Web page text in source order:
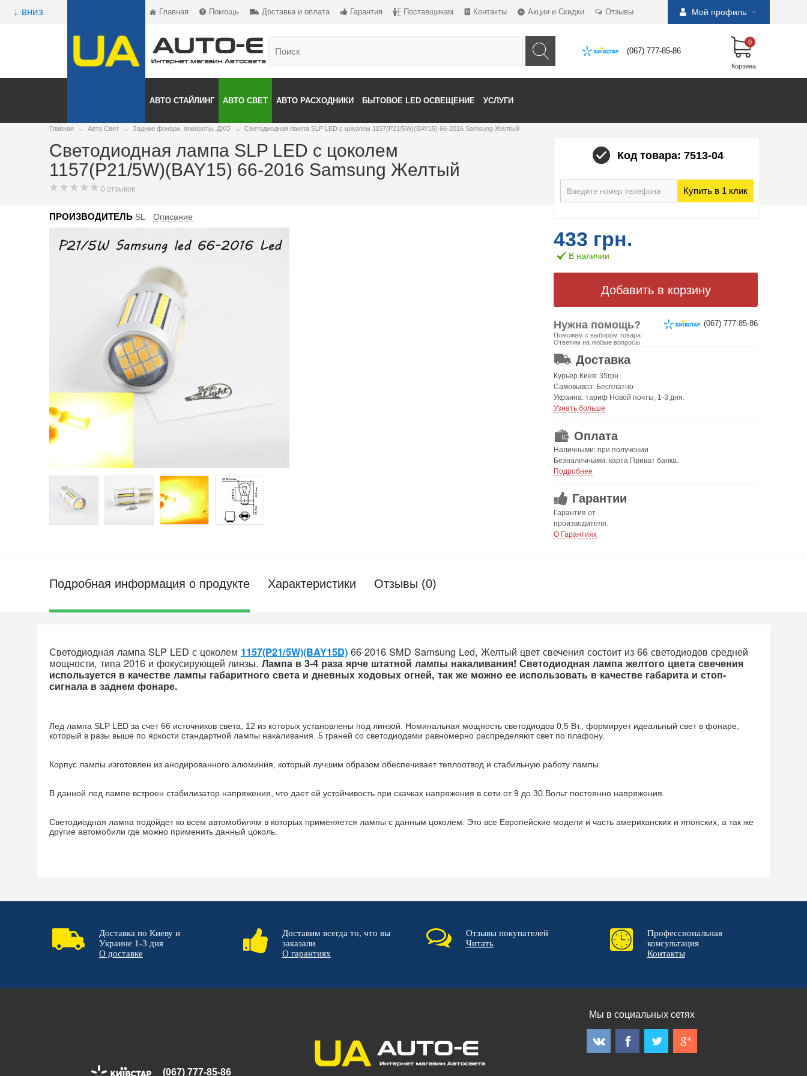
↓ вниз Главная Помощь Доставка и оплата Гарантия Поставщикам Контакты Акции и Скидки Отзывы Мой профиль
(067) 777-85-86
0
Корзина
АВТО СТАЙЛИНГ АВТО СВЕТ АВТО РАСХОДНИКИ БЫТОВОЕ LED ОСВЕЩЕНИЕ УСЛУГИ
Главная → Авто Свет → Задние фонари, повороты, ДХО → Светодиодная лампа SLP LED с цоколем 1157(P21/5W)(BAY15) 66-2016 Samsung Желтый
Светодиодная лампа SLP LED с цоколем
1157(P21/5W)(BAY15) 66-2016 Samsung Желтый
0 отзывов
ПРОИЗВОДИТЕЛЬ SL Описание
Код товара: 7513-04
Купить в 1 клик
433 грн.
В наличии
Нужна помощь?
Поможем с выбором товара
Ответим на любые вопросы
(067) 777-85-86
ОТ 499 ГРН. БЕСПЛАТНАЯ!
Доставка
Курьер Киев: 35грн.
Самовывоз: Бесплатно
Украина: тариф Новой почты, 1-3 дня.
Узнать больше
Оплата
Наличными: при получении
Безналичными: карта Приват банка.
Подробнее
Гарантии
Гарантия от
производителя.
О Гарантиях
Подробная информация о продукте Характеристики Отзывы (0)
Светодиодная лампа SLP LED с цоколем 1157(P21/5W)(BAY15D) 66-2016 SMD Samsung Led, Желтый цвет свечения состоит из 66 светодиодов средней
мощности, типа 2016 и фокусирующей линзы. Лампа в 3-4 раза ярче штатной лампы накаливания! Светодиодная лампа желтого цвета свечения
используется в качестве лампы габаритного света и дневных ходовых огней, так же можно ее использовать в качестве габарита и стоп-
сигнала в заднем фонаре.
Лед лампа SLP LED за счет 66 источников света, 12 из которых установлены под линзой. Номинальная мощность светодиодов 0,5 Вт., формирует идеальный свет в фонаре,
который в разы выше по яркости стандартной лампы накаливания. 5 граней со светодиодами равномерно распределяют свет по плафону.
Корпус лампы изготовлен из анодированного алюминия, который лучшим образом обеспечивает теплоотвод и стабильную работу лампы.
В данной лед лампе встроен стабилизатор напряжения, что дает ей устойчивость при скачках напряжения в сети от 9 до 30 Вольт постоянно напряжения.
Светодиодная лампа подойдет ко всем автомобилям в которых применяется лампы с данным цоколем. Это все Европейские модели и часть американских и японских, а так же
другие автомобили где можно применить данный цоколь.
Доставка по Киеву и
Украине 1-3 дня
О доставке
Доставим всегда то, что вы
заказали
О гарантиях
Отзывы покупателей
Читать
Профессиональная
консультация
Контакты
(067) 777-85-86
Мы в социальных сетях